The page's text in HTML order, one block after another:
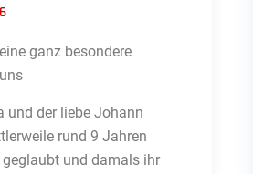
ganz besondere
und der liebe Johann
rund 9 Jahren
und damals ihr